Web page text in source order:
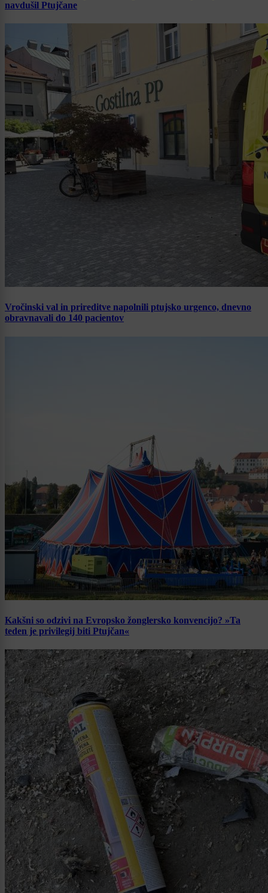
navdušil Ptujčane
Vročinski val in prireditve napolnili ptujsko urgenco, dnevno
obravnavali do 140 pacientov
Kakšni so odzivi na Evropsko žonglersko konvencijo? »Ta
teden je privilegij biti Ptujčan«